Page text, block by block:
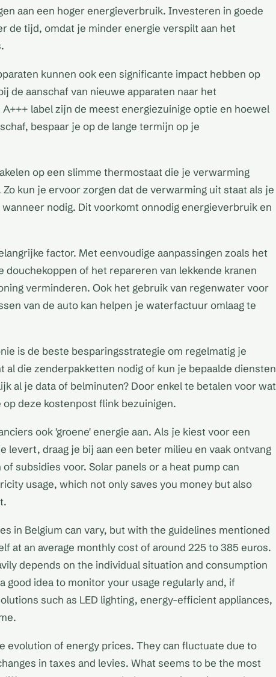
aan een hoger energieverbruik. Investeren in goede
de tijd, omdat je minder energie verspilt aan het
kunnen ook een significante impact hebben op
de aanschaf van nieuwe apparaten naar het
label zijn de meest energiezuinige optie en hoewel
bespaar je op de lange termijn op je
op een slimme thermostaat die je verwarming
kun je ervoor zorgen dat de verwarming uit staat als je
nodig. Dit voorkomt onnodig energieverbruik en
factor. Met eenvoudige aanpassingen zoals het
of het repareren van lekkende kranen
verminderen. Ook het gebruik van regenwater voor
van de auto kan helpen je waterfactuur omlaag te
is de beste besparingsstrategie om regelmatig je
al die zenderpakketten nodig of kun je bepaalde diensten
al je data of belminuten? Door enkel te betalen voor wat
deze kostenpost flink bezuinigen.
ook 'groene' energie aan. Als je kiest voor een
levert, draag je bij aan een beter milieu en vaak ontvang
subsidies voor. Solar panels or a heat pump can
usage, which not only saves you money but also
in Belgium can vary, but with the guidelines mentioned
at an average monthly cost of around 225 to 385 euros.
depends on the individual situation and consumption
good idea to monitor your usage regularly and, if
such as LED lighting, energy-efficient appliances,
evolution of energy prices. They can fluctuate due to
in taxes and levies. What seems to be the most